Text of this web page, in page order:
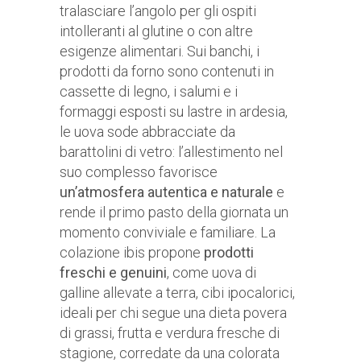
tralasciare l’angolo per gli ospiti
intolleranti al glutine o con altre
esigenze alimentari. Sui banchi, i
prodotti da forno sono contenuti in
cassette di legno, i salumi e i
formaggi esposti su lastre in ardesia,
le uova sode abbracciate da
barattolini di vetro: l’allestimento nel
suo complesso favorisce
un’atmosfera autentica e naturale e
rende il primo pasto della giornata un
momento conviviale e familiare. La
colazione ibis propone prodotti
freschi e genuini, come uova di
galline allevate a terra, cibi ipocalorici,
ideali per chi segue una dieta povera
di grassi, frutta e verdura fresche di
stagione, corredate da una colorata